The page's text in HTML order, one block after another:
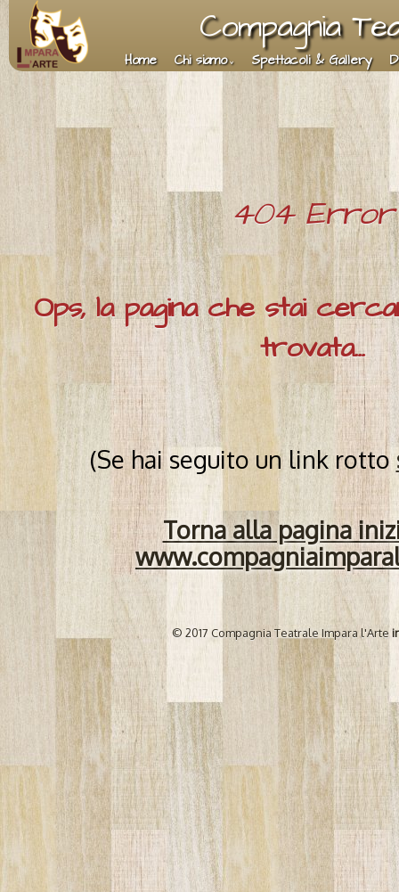
Compagnia
Home Chi siamo Spettacoli & Gallery
404 Error
Ops, la pagina che stai
trovata...
(Se hai seguito un link rotto
Torna alla pagina
© 2017 Compagnia Teatrale Impara l'Arte